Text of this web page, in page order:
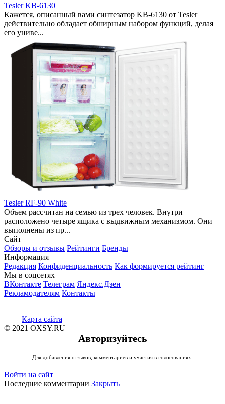
Tesler KB-6130
Кажется, описанный вами синтезатор KB-6130 от Tesler
действительно обладает обширным набором функций, делая
его униве...
Tesler RF-90 White
Объем рассчитан на семью из трех человек. Внутри
расположено четыре ящика с выдвижным механизмом. Они
выполнены из пр...
Сайт
Обзоры и отзывы Рейтинги Бренды
Информация
Редакция Конфиденциальность Как формируется рейтинг
Мы в соцсетях
ВКонтакте Телеграм Яндекс.Дзен
Рекламодателям Контакты
Карта сайта
© 2021 OXSY.RU
Авторизуйтесь
Для добавления отзывов, комментариев и участия в голосованиях.
Войти на сайт
Последние комментарии Закрыть